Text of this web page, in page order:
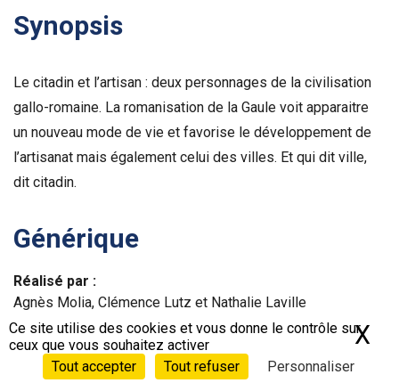
Synopsis
Le citadin et l’artisan : deux personnages de la civilisation
gallo-romaine. La romanisation de la Gaule voit apparaitre
un nouveau mode de vie et favorise le développement de
l’artisanat mais également celui des villes. Et qui dit ville,
dit citadin.
Générique
Réalisé par :
Agnès Molia, Clémence Lutz et Nathalie Laville
Écrit par :
Agnès Molia, Clémence Lutz et Nathalie Laville
Ce site utilise des cookies et vous donne le contrôle sur
ceux que vous souhaitez activer
Tout accepter
Tout refuser Personnaliser
X